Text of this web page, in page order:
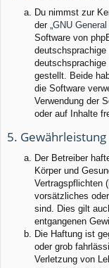
Du nimmst zur
der „GNU
Software von
deutschsprachige
deutschsprachige
gestellt. Beide
die Software
Verwendung der
oder auf Inhalte
5. Gewährleistung
Der Betreiber
Körper und
Vertragspflichten
vorsätzliches
sind. Dies gilt
entgangenen
Die Haftung ist
oder grob
Verletzung von